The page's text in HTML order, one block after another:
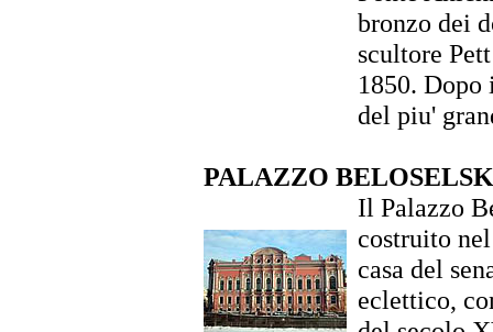
bronzo dei
scultore
1850. Dopo
del piu'
PALAZZO
Il Palazzo
costruito
casa del
eclettico,